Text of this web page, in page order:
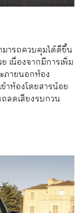
มารถควบคุมได้ดีขึ้น
เนื่องจากมีการเพิ่ม
ภายนอกห้อง
าห้องโดยสารน้อย
ถลดเสียงรบกวน